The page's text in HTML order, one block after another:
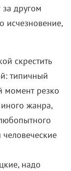
за другом
исчезновение,
скрестить
типичный
момент резко
жанра,
надо